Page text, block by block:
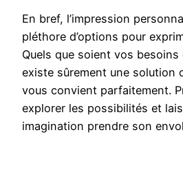
En bref, l’impression
pléthore d’options pour
Quels que soient vos
existe sûrement une solution
vous convient parfaitement.
explorer les possibilités et
imagination prendre son